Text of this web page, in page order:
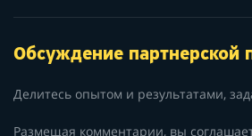
Обсуждение партнерской
Делитесь опытом и результатами,
Размещая комментарии, вы